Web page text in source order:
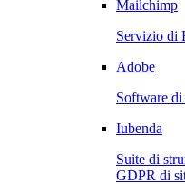
Mailchimp
Servizio di
Adobe
Software
Iubenda
Suite di
GDPR di